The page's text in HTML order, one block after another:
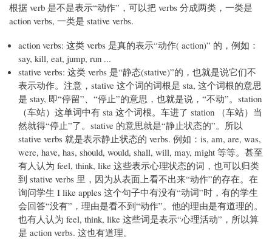
根据 verb 是不是表示“动作”，可以把 verbs 分成两类，一类是
action verbs, 一类是 stative verbs.
action verbs: 这类 verbs 是真的表示“动作( action)” 的，例如：
say, kill, eat, jump, run ...
stative verbs: 这类 verbs 是“静态(stative)”的，也就是说它们不
表示动作。注意，stative 这个词的词根是 sta, 这个词根的意思
是 stay, 即“停留”、“停止”的意思，也就是说，“不动”。station
（车站）这单词中有 sta 这个词根。车进了 station （车站）当
然就得“停止”了。stative 的意思就是“静止状态的”。所以
stative verbs 就是表示静止状态的 verbs. 例如：is, am, are, was,
were, have, has, should, would, shall, will, may, might 等等。甚至
有人认为 feel, think, like 这些表示心理状态的词，也可以归类
到 stative verbs 里，因为从表面上看不出来“动作”的存在。在
询问学生 I like apples 这个句子中有没有“动词”时，有的学生
会回答“没有”，理由是看不到“动作”。他的理由是有道理的。
也有人认为 feel, think, like 这些词是表示“心理活动”，所以算
是 action verbs. 这也有道理。